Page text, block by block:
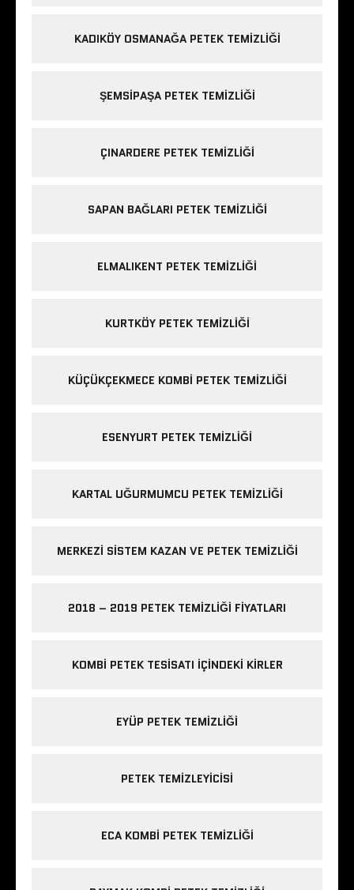
KADIKÖY OSMANAĞA PETEK TEMIZLIĞI
ŞEMSIPAŞA PETEK TEMIZLIĞI
ÇINARDERE PETEK TEMIZLIĞI
SAPAN BAĞLARI PETEK TEMIZLIĞI
ELMALIKENT PETEK TEMIZLIĞI
KURTKÖY PETEK TEMIZLIĞI
KÜÇÜKÇEKMECE KOMBI PETEK TEMIZLIĞI
ESENYURT PETEK TEMIZLIĞI
KARTAL UĞURMUMCU PETEK TEMIZLIĞI
MERKEZI SISTEM KAZAN VE PETEK TEMIZLIĞI
2018 – 2019 PETEK TEMIZLIĞI FIYATLARI
KOMBI PETEK TESISATI IÇINDEKI KIRLER
EYÜP PETEK TEMIZLIĞI
PETEK TEMIZLEYICISI
ECA KOMBI PETEK TEMIZLIĞI